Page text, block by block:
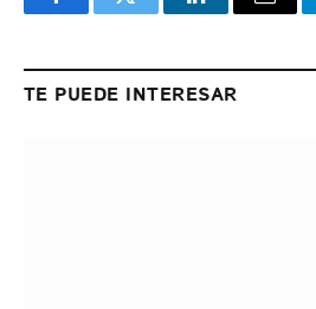
FacebookTwitter LinkedInEmail
TE PUEDE INTERESAR